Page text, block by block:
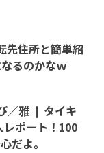
先住所と簡単紹
るのかなｗ
／雅 ❘ タイキ
レポート！100
だよ。